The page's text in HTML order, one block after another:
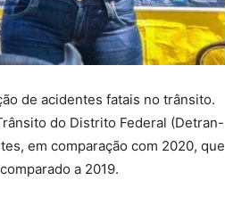
de acidentes fatais no trânsito.
do Distrito Federal (Detran-
em comparação com 2020, que
a 2019.